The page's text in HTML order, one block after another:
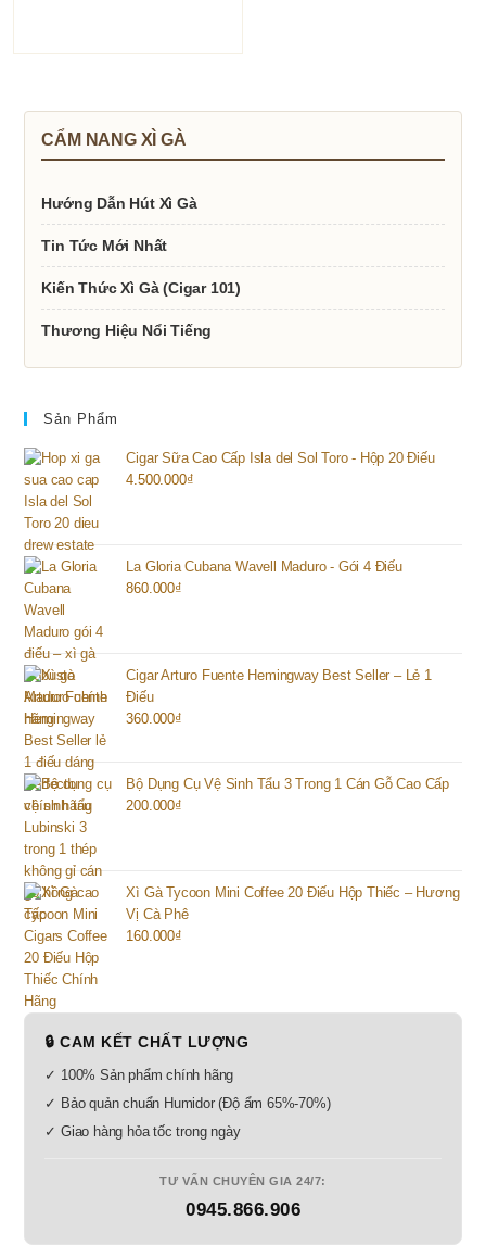
CẨM NANG XÌ GÀ
Hướng Dẫn Hút Xì Gà
Tin Tức Mới Nhất
Kiến Thức Xì Gà (Cigar 101)
Thương Hiệu Nổi Tiếng
Sản Phẩm
Cigar Sữa Cao Cấp Isla del Sol Toro - Hộp 20 Điếu
4.500.000₫
La Gloria Cubana Wavell Maduro - Gói 4 Điếu
860.000₫
Cigar Arturo Fuente Hemingway Best Seller – Lẻ 1
Điếu
360.000₫
Bộ Dụng Cụ Vệ Sinh Tẩu 3 Trong 1 Cán Gỗ Cao Cấp
200.000₫
Xì Gà Tycoon Mini Coffee 20 Điếu Hộp Thiếc – Hương
Vị Cà Phê
160.000₫
🔒 CAM KẾT CHẤT LƯỢNG
✓ 100% Sản phẩm chính hãng
✓ Bảo quản chuẩn Humidor (Độ ẩm 65%-70%)
✓ Giao hàng hỏa tốc trong ngày
TƯ VẤN CHUYÊN GIA 24/7:
0945.866.906